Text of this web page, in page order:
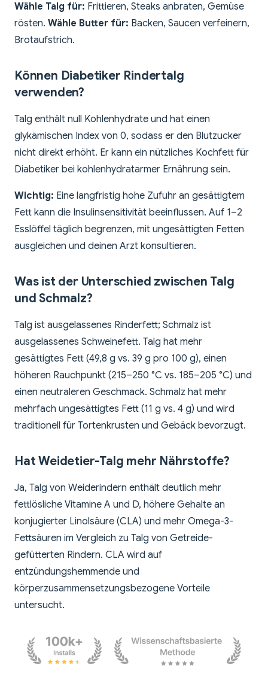
Wähle Talg für: Frittieren, Steaks anbraten, Gemüse
rösten. Wähle Butter für: Backen, Saucen verfeinern,
Brotaufstrich.
Können Diabetiker Rindertalg
verwenden?
Talg enthält null Kohlenhydrate und hat einen
glykämischen Index von 0, sodass er den Blutzucker
nicht direkt erhöht. Er kann ein nützliches Kochfett für
Diabetiker bei kohlenhydratarmer Ernährung sein.
Wichtig: Eine langfristig hohe Zufuhr an gesättigtem
Fett kann die Insulinsensitivität beeinflussen. Auf 1–2
Esslöffel täglich begrenzen, mit ungesättigten Fetten
ausgleichen und deinen Arzt konsultieren.
Was ist der Unterschied zwischen Talg
und Schmalz?
Talg ist ausgelassenes Rinderfett; Schmalz ist
ausgelassenes Schweinefett. Talg hat mehr
gesättigtes Fett (49,8 g vs. 39 g pro 100 g), einen
höheren Rauchpunkt (215–250 °C vs. 185–205 °C) und
einen neutraleren Geschmack. Schmalz hat mehr
mehrfach ungesättigtes Fett (11 g vs. 4 g) und wird
traditionell für Tortenkrusten und Gebäck bevorzugt.
Hat Weidetier-Talg mehr Nährstoffe?
Ja, Talg von Weiderindern enthält deutlich mehr
fettlösliche Vitamine A und D, höhere Gehalte an
konjugierter Linolsäure (CLA) und mehr Omega-3-
Fettsäuren im Vergleich zu Talg von Getreide-
gefütterten Rindern. CLA wird auf
entzündungshemmende und
körperzusammensetzungsbezogene Vorteile
untersucht.